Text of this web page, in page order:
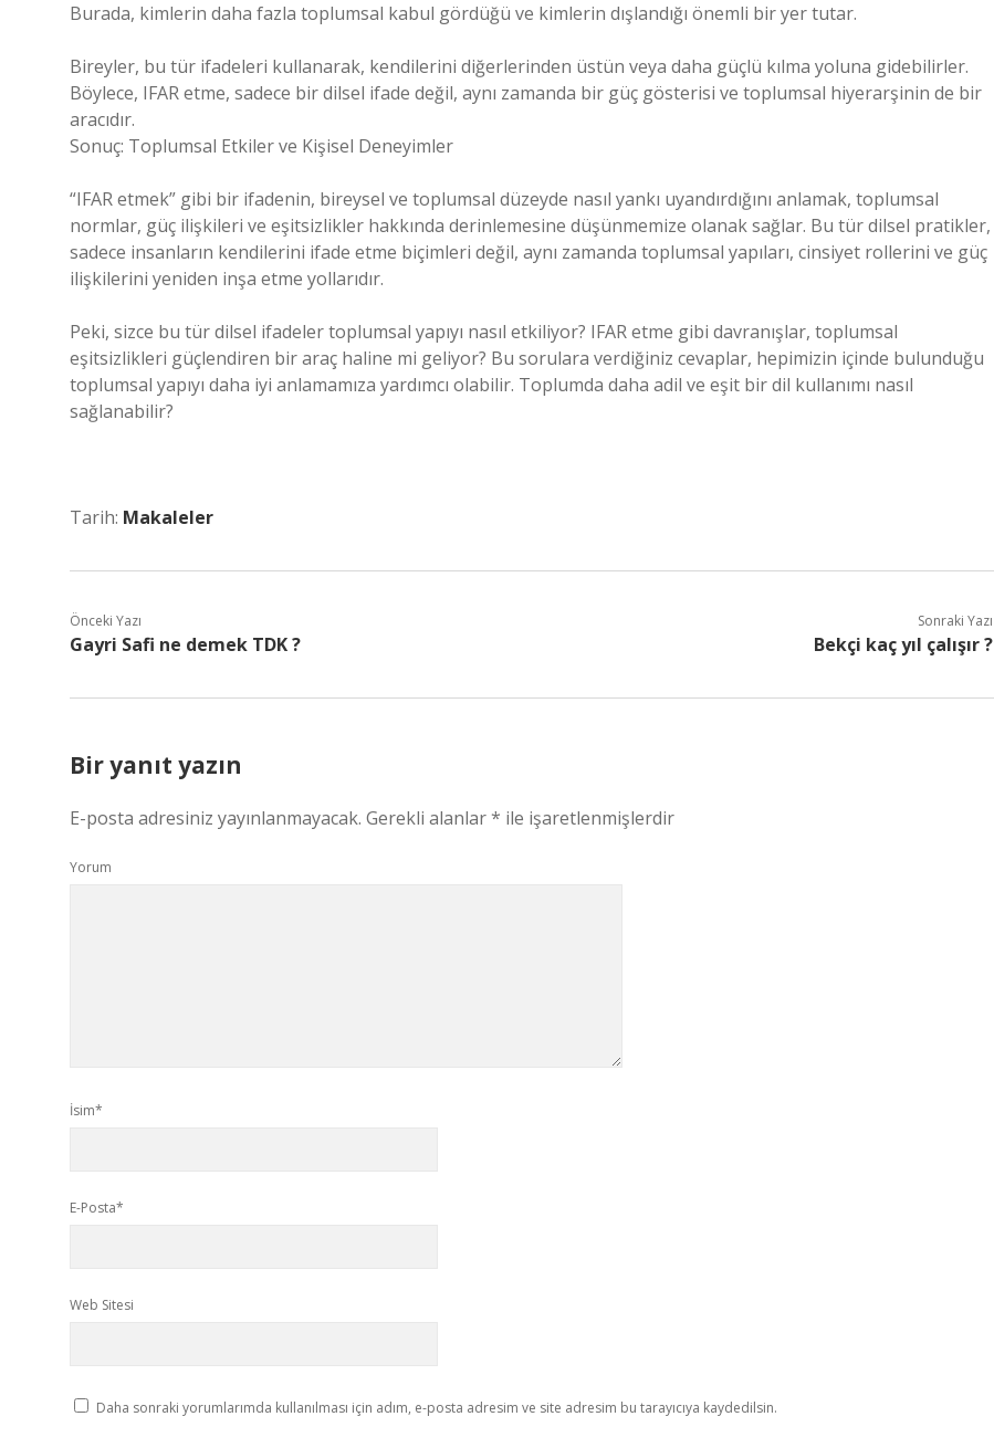
Burada, kimlerin daha fazla toplumsal kabul gördüğü ve kimlerin dışlandığı önemli bir yer tutar.
Bireyler, bu tür ifadeleri kullanarak, kendilerini diğerlerinden üstün veya daha güçlü kılma yoluna gidebilirler.
Böylece, IFAR etme, sadece bir dilsel ifade değil, aynı zamanda bir güç gösterisi ve toplumsal hiyerarşinin de bir
aracıdır.
Sonuç: Toplumsal Etkiler ve Kişisel Deneyimler
“IFAR etmek” gibi bir ifadenin, bireysel ve toplumsal düzeyde nasıl yankı uyandırdığını anlamak, toplumsal
normlar, güç ilişkileri ve eşitsizlikler hakkında derinlemesine düşünmemize olanak sağlar. Bu tür dilsel pratikler,
sadece insanların kendilerini ifade etme biçimleri değil, aynı zamanda toplumsal yapıları, cinsiyet rollerini ve güç
ilişkilerini yeniden inşa etme yollarıdır.
Peki, sizce bu tür dilsel ifadeler toplumsal yapıyı nasıl etkiliyor? IFAR etme gibi davranışlar, toplumsal
eşitsizlikleri güçlendiren bir araç haline mi geliyor? Bu sorulara verdiğiniz cevaplar, hepimizin içinde bulunduğu
toplumsal yapıyı daha iyi anlamamıza yardımcı olabilir. Toplumda daha adil ve eşit bir dil kullanımı nasıl
sağlanabilir?
Tarih: Makaleler
Önceki Yazı
Gayri Safi ne demek TDK ?
Sonraki Yazı
Bekçi kaç yıl çalışır ?
Bir yanıt yazın
E-posta adresiniz yayınlanmayacak. Gerekli alanlar* ile işaretlenmişlerdir
Yorum
İsim*
E-Posta*
Web Sitesi
Daha sonraki yorumlarımda kullanılması için adım, e-posta adresim ve site adresim bu tarayıcıya kaydedilsin.